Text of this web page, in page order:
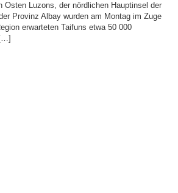
Osten Luzons, der nördlichen Hauptinsel der
Provinz Albay wurden am Montag im Zuge
erwarteten Taifuns etwa 50 000